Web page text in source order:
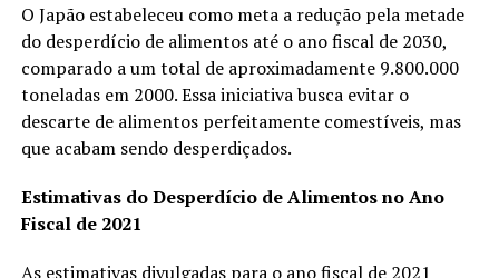
O Japão estabeleceu como meta a redução pela metade
do desperdício de alimentos até o ano fiscal de 2030,
comparado a um total de aproximadamente 9.800.000
toneladas em 2000. Essa iniciativa busca evitar o
descarte de alimentos perfeitamente comestíveis, mas
que acabam sendo desperdiçados.
Estimativas do Desperdício de Alimentos no Ano
Fiscal de 2021
As estimativas divulgadas para o ano fiscal de 2021